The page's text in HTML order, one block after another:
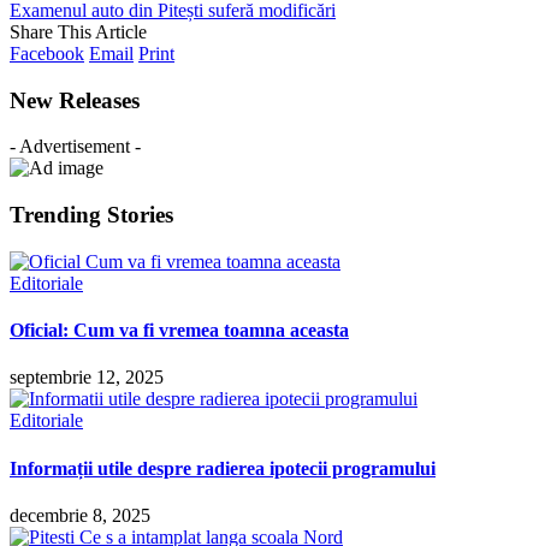
Examenul auto din Pitești suferă modificări
Share This Article
Facebook Email Print
New Releases
- Advertisement -
Trending Stories
Editoriale
Oficial: Cum va fi vremea toamna aceasta
septembrie 12, 2025
Editoriale
Informații utile despre radierea ipotecii programului
decembrie 8, 2025